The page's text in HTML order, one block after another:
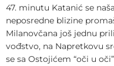
47. minutu Katanić se
neposredne blizine
Milanovčana još jednu
vođstvo, na Napretkovu
se sa Ostojićem “oči u